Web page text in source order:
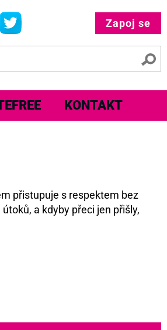
KONTAKT
Zapoj se
přistupuje s respektem bez
a kdyby přeci jen přišly,